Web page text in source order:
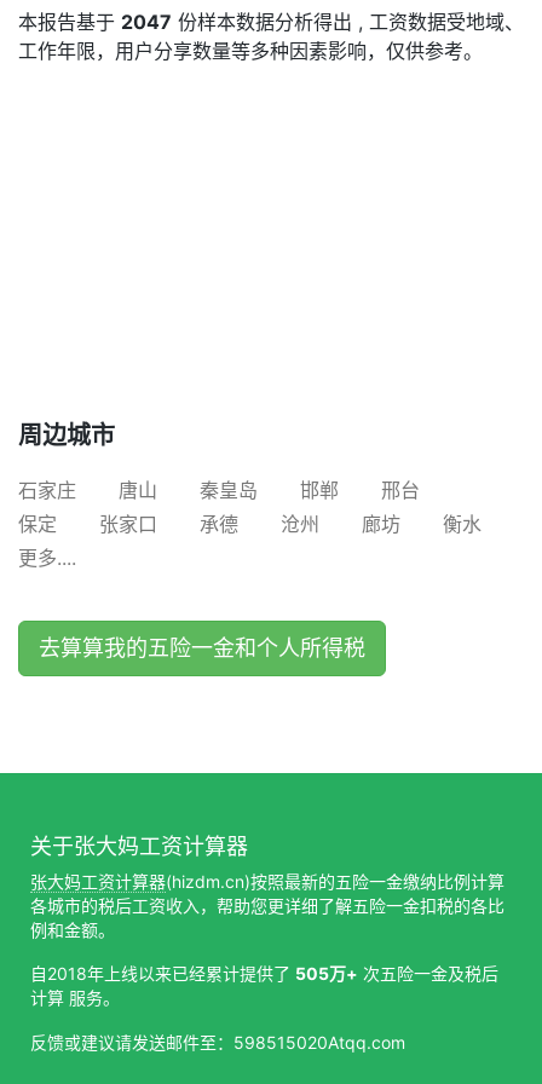
本报告基于 2047 份样本数据分析得出 , 工资数据受地域、
工作年限，用户分享数量等多种因素影响，仅供参考。
周边城市
石家庄 唐山 秦皇岛 邯郸
邢台
保定
张家口 承德 沧州 廊坊
衡水
更多....
去算算我的五险一金和个人所得税
关于张大妈工资计算器
张大妈工资计算器(hizdm.cn)按照最新的五险一金缴纳比例计算
各城市的税后工资收入，帮助您更详细了解五险一金扣税的各比
例和金额。
自2018年上线以来已经累计提供了 505万+ 次五险一金及税后
计算 服务。
反馈或建议请发送邮件至：598515020Atqq.com